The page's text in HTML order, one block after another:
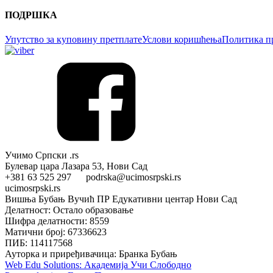
ПОДРШКА
Упутство за куповину претплатеУслови коришћењаПолитика
Учимо Српски .rs
Булевар цара Лазара 53, Нови Сад
+381 63 525 297 podrska@ucimosrpski.rs
ucimosrpski.rs
Вишња Бубањ Вучић ПР Едукативни центар Нови Сад
Делатност: Остало образовање
Шифра делатности: 8559
Матични број: 67336623
ПИБ: 114117568
Ауторка и приређивачица: Бранка Бубањ
Web Edu Solutions: Академија Учи Слободно